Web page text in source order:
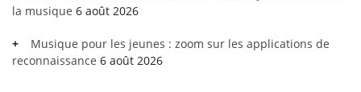
la musique 6 août 2026
Musique pour les jeunes : zoom sur les applications de
reconnaissance 6 août 2026